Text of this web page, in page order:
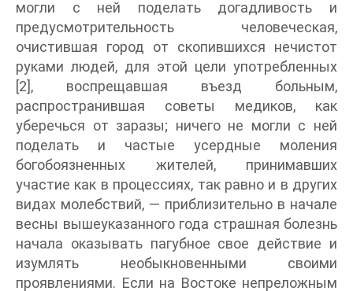
могли с ней поделать догадливость и
предусмотрительность человеческая,
очистившая город от скопившихся нечистот
руками людей, для этой цели употребленных
[2], воспрещавшая въезд больным,
распространившая советы медиков, как
уберечься от заразы; ничего не могли с ней
поделать и частые усердные моления
богобоязненных жителей, принимавших
участие как в процессиях, так равно и в других
видах молебствий, — приблизительно в начале
весны вышеуказанного года страшная болезнь
начала оказывать пагубное свое действие и
изумлять необыкновенными своими
проявлениями. Если на Востоке непреложным